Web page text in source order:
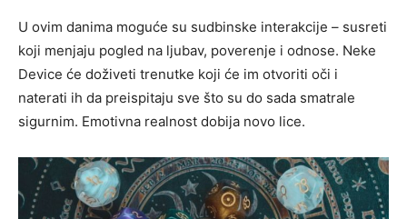
U ovim danima moguće su sudbinske interakcije – susreti
koji menjaju pogled na ljubav, poverenje i odnose. Neke
Device će doživeti trenutke koji će im otvoriti oči i
naterati ih da preispitaju sve što su do sada smatrale
sigurnim. Emotivna realnost dobija novo lice.